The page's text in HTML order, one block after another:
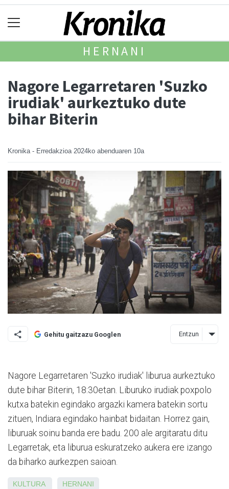
HERNANI
Nagore Legarretaren 'Suzko
irudiak' aurkeztuko dute
bihar Biterin
Kronika - Erredakzioa 2024ko abenduaren 10a
Gehitu gaitzazu Googlen Entzun
Nagore Legarretaren 'Suzko irudiak' liburua aurkeztuko
dute bihar Biterin, 18:30etan. Liburuko irudiak poxpolo
kutxa batekin egindako argazki kamera batekin sortu
zituen, Indiara egindako hainbat bidaitan. Horrez gain,
liburuak soinu banda ere badu. 200 ale argitaratu ditu
Legarretak, eta liburua eskuratzeko aukera ere izango
da biharko aurkezpen saioan.
KULTURA HERNANI